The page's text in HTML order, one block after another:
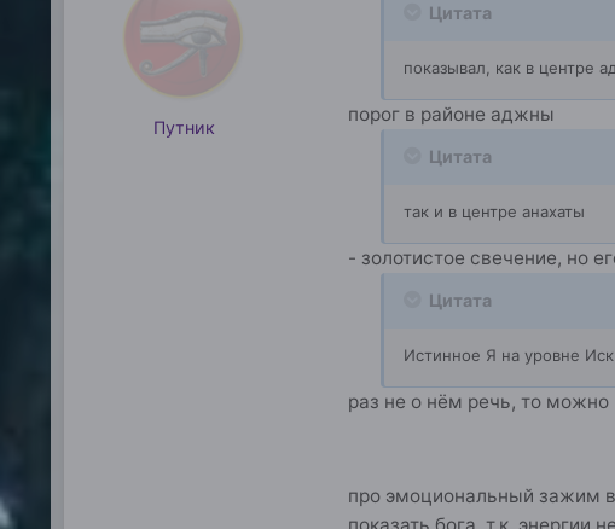
Путник
Цитата
показывал, как в центре
порог в районе аджны
Цитата
так и в центре анахаты
- золотистое свечение, но
Цитата
Истинное Я на уровне
раз не о нём речь, то можно
про эмоциональный зажим